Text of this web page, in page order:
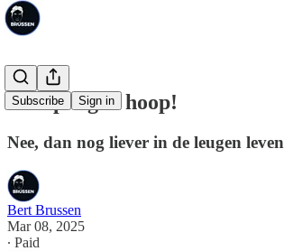
Subscribe Sign in
Sta op tegen hoop!
Nee, dan nog liever in de leugen leven
Bert Brussen
Mar 08, 2025
∙ Paid